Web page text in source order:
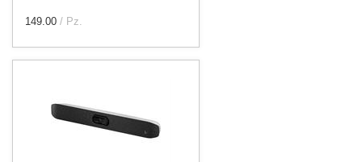
149.00 / Pz.